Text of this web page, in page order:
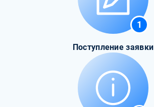
1
Поступление заявки